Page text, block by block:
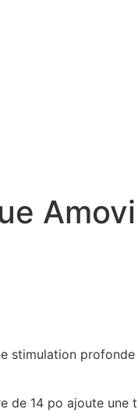
stimulation
14 po ajoute une